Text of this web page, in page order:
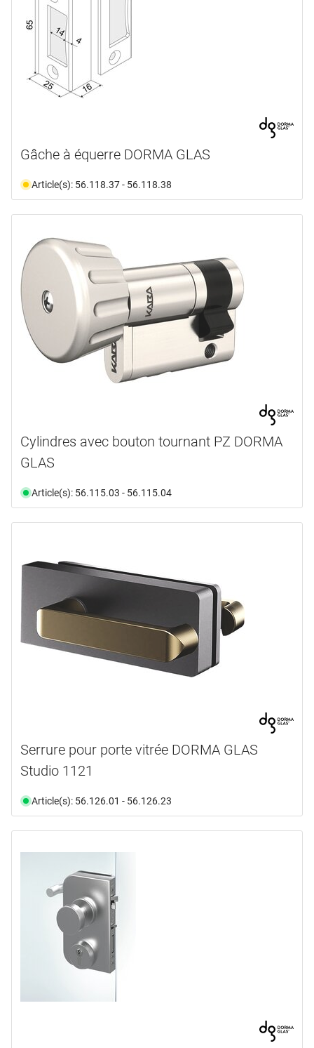
Gâche à équerre DORMA GLAS
Article(s): 56.118.37 - 56.118.38
Cylindres avec bouton tournant PZ DORMA
GLAS
Article(s): 56.115.03 - 56.115.04
Serrure pour porte vitrée DORMA GLAS
Studio 1121
Article(s): 56.126.01 - 56.126.23